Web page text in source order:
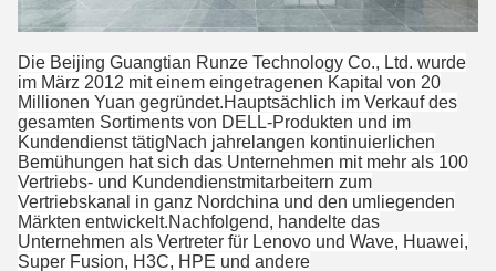
Die Beijing Guangtian Runze Technology Co., Ltd. wurde
im März 2012 mit einem eingetragenen Kapital von 20
Millionen Yuan gegründet.Hauptsächlich im Verkauf des
gesamten Sortiments von DELL-Produkten und im
Kundendienst tätigNach jahrelangen kontinuierlichen
Bemühungen hat sich das Unternehmen mit mehr als 100
Vertriebs- und Kundendienstmitarbeitern zum
Vertriebskanal in ganz Nordchina und den umliegenden
Märkten entwickelt.Nachfolgend, handelte das
Unternehmen als Vertreter für Lenovo und Wave, Huawei,
Super Fusion, H3C, HPE und andere